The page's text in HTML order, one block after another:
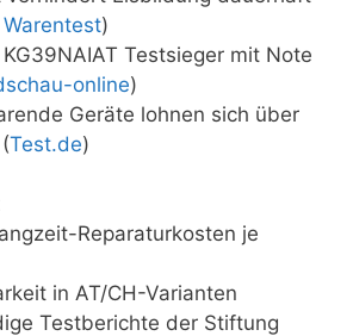
)
Testsieger mit Note
online)
Geräte lohnen sich über
Test.de)
Reparaturkosten je
in AT/CH-Varianten
Testberichte der Stiftung